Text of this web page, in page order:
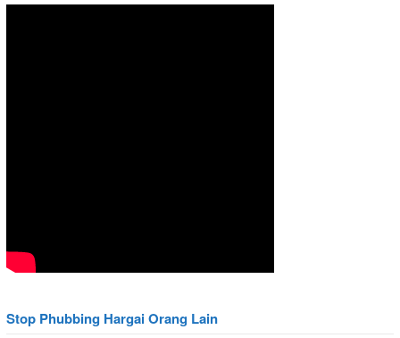
Stop Phubbing Hargai Orang Lain